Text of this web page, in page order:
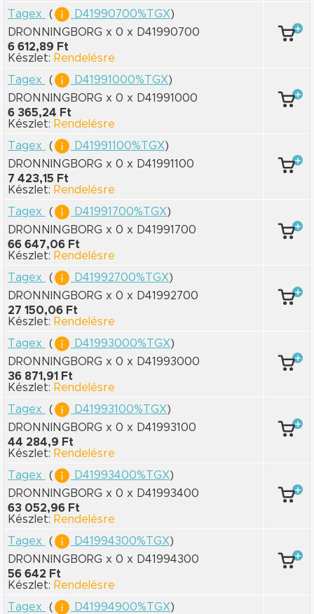
Tagex ( D41990700%TGX)
DRONNINGBORG x 0 x D41990700
6 612,89 Ft
Készlet: Rendelésre
Tagex
( D41991000%TGX)
DRONNINGBORG x 0 x D41991000
6 365,24 Ft
Készlet: Rendelésre
Tagex
( D41991100%TGX)
DRONNINGBORG x 0 x D41991100
7 423,15 Ft
Készlet: Rendelésre
Tagex
( D41991700%TGX)
DRONNINGBORG x 0 x D41991700
66 647,06 Ft
Készlet: Rendelésre
Tagex
( D41992700%TGX)
DRONNINGBORG x 0 x D41992700
27 150,06 Ft
Készlet: Rendelésre
Tagex
( D41993000%TGX)
DRONNINGBORG x 0 x D41993000
36 871,91 Ft
Készlet: Rendelésre
Tagex
( D41993100%TGX)
DRONNINGBORG x 0 x D41993100
44 284,9 Ft
Készlet: Rendelésre
Tagex
( D41993400%TGX)
DRONNINGBORG x 0 x D41993400
63 052,96 Ft
Készlet: Rendelésre
Tagex
( D41994300%TGX)
DRONNINGBORG x 0 x D41994300
56 642 Ft
Készlet: Rendelésre
Tagex
( D41994900%TGX)